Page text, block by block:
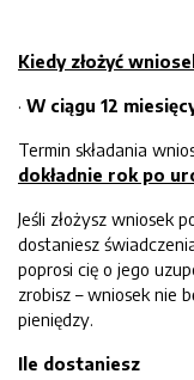
Kiedy złożyć
· W ciągu 12
Termin składania
dokładnie rok po
Jeśli złożysz wniosek
dostaniesz
poprosi cię o jego
zrobisz – wniosek nie
pieniędzy.
Ile dostaniesz